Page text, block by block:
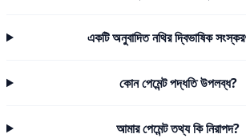
একটি অনুবাদিত নথির দ্বিভাষিক
কোন পেমেন্ট পদ্ধতি উপলব্ধ?
আমার পেমেন্ট তথ্য কি নিরাপদ?